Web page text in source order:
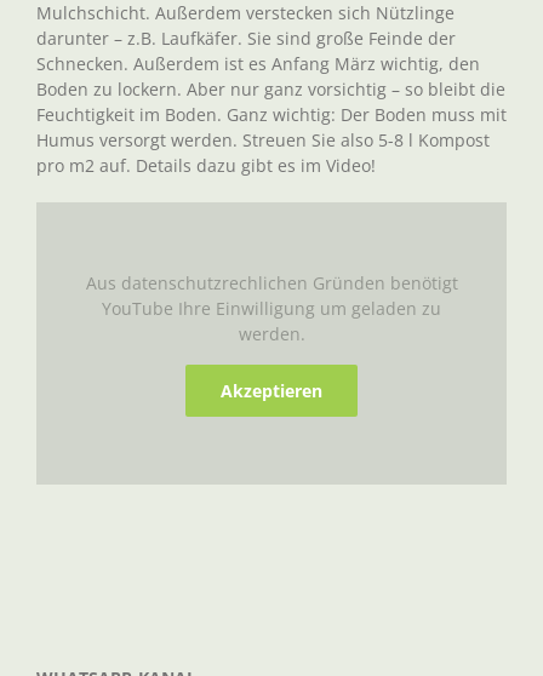
Mulchschicht. Außerdem verstecken sich Nützlinge
darunter – z.B. Laufkäfer. Sie sind große Feinde der
Schnecken. Außerdem ist es Anfang März wichtig, den
Boden zu lockern. Aber nur ganz vorsichtig – so bleibt die
Feuchtigkeit im Boden. Ganz wichtig: Der Boden muss mit
Humus versorgt werden. Streuen Sie also 5-8 l Kompost
pro m2 auf. Details dazu gibt es im Video!
Aus datenschutzrechlichen Gründen benötigt
YouTube Ihre Einwilligung um geladen zu
werden.
Akzeptieren